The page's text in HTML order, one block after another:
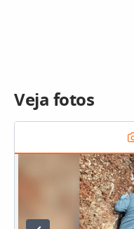
Veja fotos